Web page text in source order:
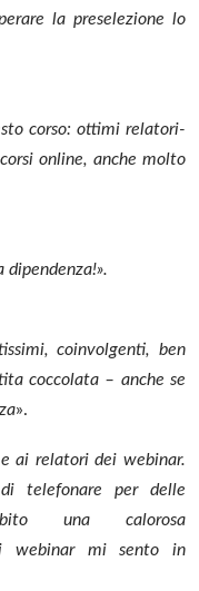
la preselezione lo
corso: ottimi relatori-
online, anche molto
dipendenza!».
coinvolgenti, ben
coccolata – anche se
».
ai relatori dei webinar.
telefonare per delle
una calorosa
webinar mi sento in